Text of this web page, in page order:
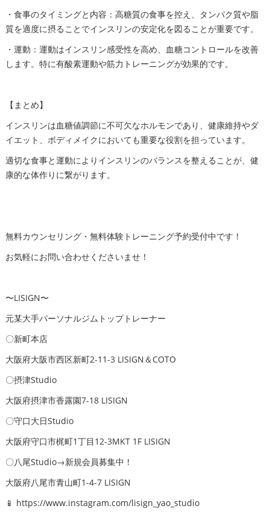
・食事のタイミングと内容：高糖質の食事を控え、タンパク質や脂
質を適度に摂ることでインスリンの安定化を図ることが重要です。
・運動：運動はインスリン感受性を高め、血糖コントロールを改善
します。特に有酸素運動や筋力トレーニングが効果的です。
【まとめ】
インスリンは血糖値調節に不可欠なホルモンであり、健康維持やダ
イエット、ボディメイクにおいても重要な役割を担っています。
適切な食事と運動によりインスリンのバランスを整えることが、健
康的な体作りに繋がります。
無料カウンセリング・無料体験トレーニング予約受付中です！
お気軽にお問い合わせくださいませ！
〜LISIGN〜
元某大手パーソナルジムトップトレーナー
〇新町本店
大阪府大阪市西区新町2-11-3 LISIGN＆COTO
〇摂津Studio
大阪府摂津市香露園7-18 LISIGN
〇守口大日Studio
大阪府守口市梶町1丁目12-3MKT 1F LISIGN
〇八尾Studio→新規会員募集中！
大阪府八尾市青山町1-4-7 LISIGN
📱 https://www.instagram.com/lisign_yao_studio